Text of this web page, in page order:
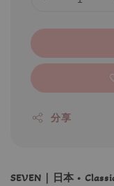
分享
SEVEN｜日本 •